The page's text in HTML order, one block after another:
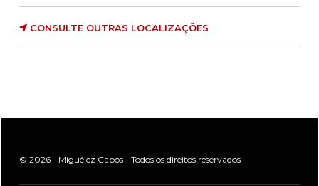
CONSULTE OUTRAS LOCALIZAÇÕES
© 2026 - Miguélez Cabos - Todos os direitos reservados